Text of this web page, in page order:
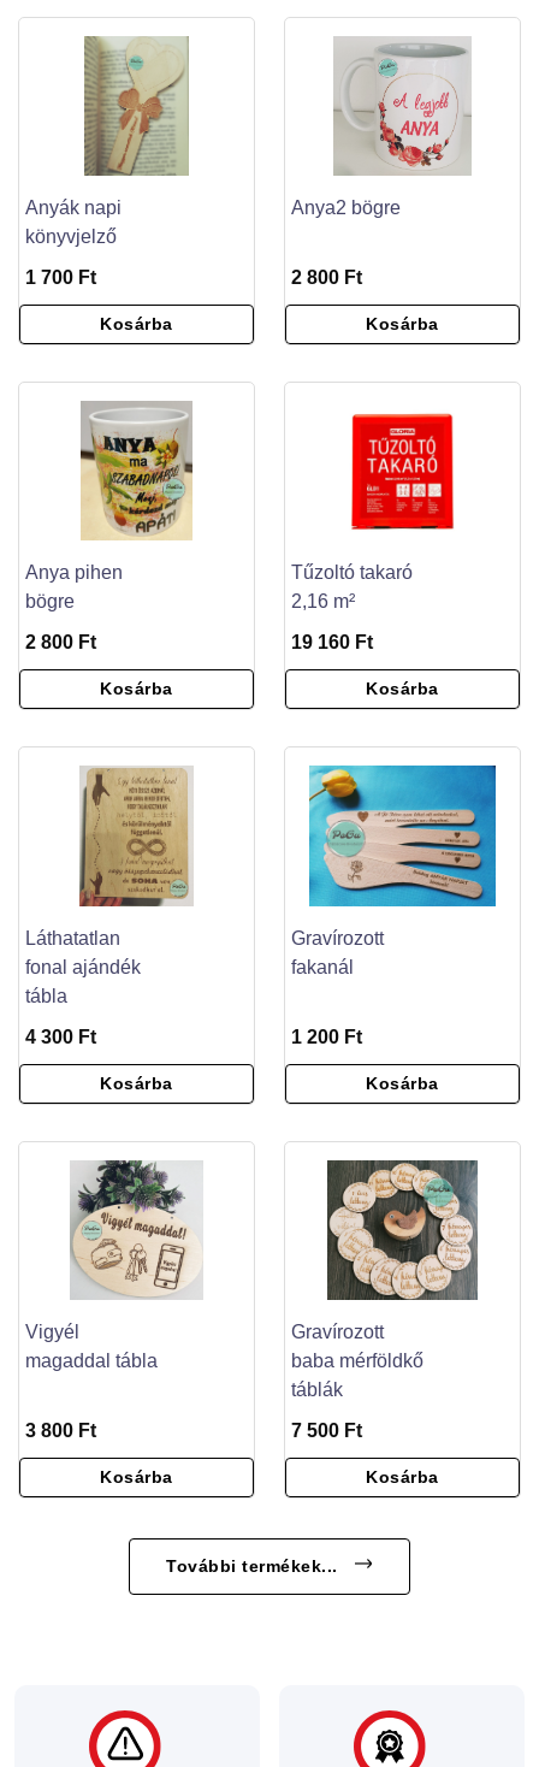
Anyák napi
könyvjelző
1 700 Ft
Kosárba
Anya2 bögre
2 800 Ft
Kosárba
Anya pihen
bögre
2 800 Ft
Kosárba
Tűzoltó takaró
2,16 m²
19 160 Ft
Kosárba
Láthatatlan
fonal ajándék
tábla
4 300 Ft
Kosárba
Gravírozott
fakanál
1 200 Ft
Kosárba
Vigyél
magaddal tábla
3 800 Ft
Kosárba
Gravírozott
baba mérföldkő
táblák
7 500 Ft
Kosárba
További termékek...